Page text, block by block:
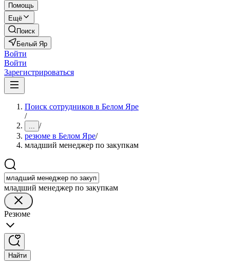
Помощь
Ещё
Поиск
Белый Яр
Войти
Войти
Зарегистрироваться
Поиск сотрудников в Белом Яре
/
... /
резюме в Белом Яре/
младший менеджер по закупкам
младший менеджер по закупкам
Резюме
Найти